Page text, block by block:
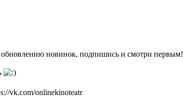
новинок, подпишись и смотри первым!
vk.com/onlinekinoteatr